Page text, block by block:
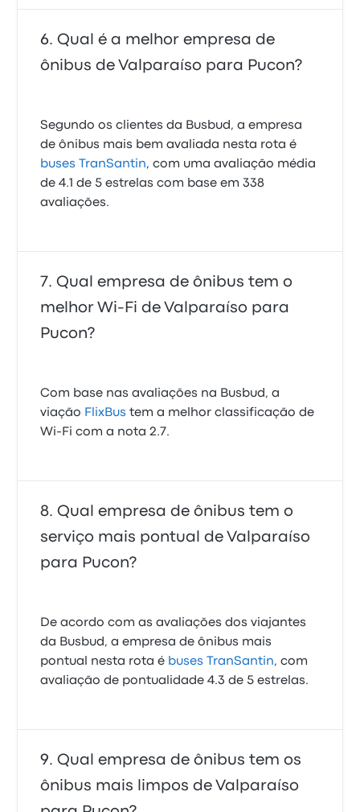
Qual é a melhor empresa de
ônibus de Valparaíso para Pucon?
Segundo os clientes da Busbud, a empresa
de ônibus mais bem avaliada nesta rota é
buses TranSantin, com uma avaliação média
de 4.1 de 5 estrelas com base em 338
avaliações.
Qual empresa de ônibus tem o
melhor Wi-Fi de Valparaíso para
Pucon?
Com base nas avaliações na Busbud, a
viação FlixBus tem a melhor classificação de
Wi-Fi com a nota 2.7.
Qual empresa de ônibus tem o
serviço mais pontual de Valparaíso
para Pucon?
De acordo com as avaliações dos viajantes
da Busbud, a empresa de ônibus mais
pontual nesta rota é buses TranSantin, com
avaliação de pontualidade 4.3 de 5 estrelas.
Qual empresa de ônibus tem os
ônibus mais limpos de Valparaíso